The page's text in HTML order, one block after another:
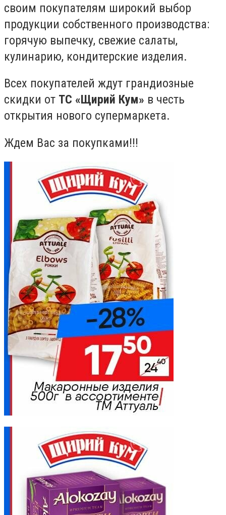
своим покупателям широкий выбор
продукции собственного производства:
горячую выпечку, свежие салаты,
кулинарию, кондитерские изделия.
Всех покупателей ждут грандиозные
скидки от ТС «Щирий Кум» в честь
открытия нового супермаркета.
Ждем Вас за покупками!!!